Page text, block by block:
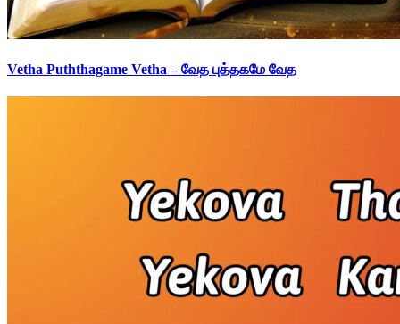
Vetha Puththagame Vetha – வேத புத்தகமே வேத